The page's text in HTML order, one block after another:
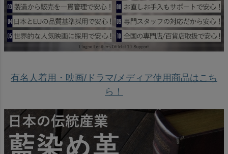
有名人着用・映画/ドラマ/メディア使用商品はこち
ら！